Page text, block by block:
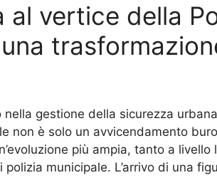
al vertice della
gestione della sicurezza
non è solo un avvicendamento
più ampia, tanto a livello
municipale. L’arrivo di una